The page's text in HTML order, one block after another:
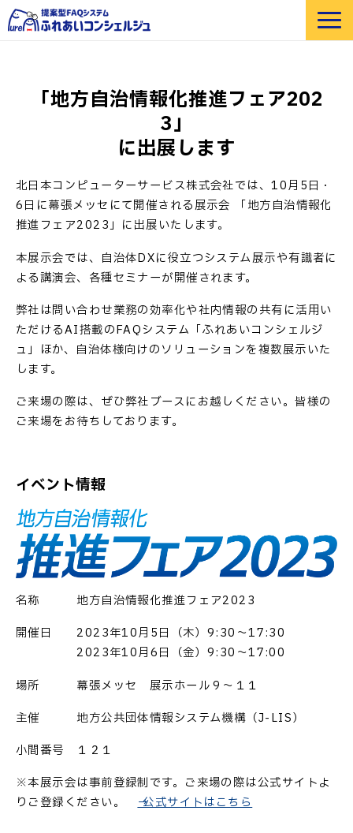
部門・業界別 活用例
価格
セミナー
よくあるご質問
お役立ち資料
「地方自治情報化推進フェア202
3」
に出展します
北日本コンピューターサービス株式会社では、10月5日・
6日に幕張メッセにて開催される展示会 「地方自治情報化
推進フェア2023」に出展いたします。
本展示会では、自治体DXに役立つシステム展示や有識者に
よる講演会、各種セミナーが開催されます。
弊社は問い合わせ業務の効率化や社内情報の共有に活用い
ただけるAI搭載のFAQシステム「ふれあいコンシェルジ
ュ」ほか、自治体様向けのソリューションを複数展示いた
します。
ご来場の際は、ぜひ弊社ブースにお越しください。皆様の
ご来場をお待ちしております。
イベント情報
名称 地方自治情報化推進フェア2023
開催日 2023年10月5日（木）9:30～17:30
2023年10月6日（金）9:30～17:00
場所 幕張メッセ 展示ホール９～１１
主催 地方公共団体情報システム機構（J-LIS）
小間番号 １２１
※本展示会は事前登録制です。ご来場の際は公式サイトよ
りご登録ください。 → 公式サイトはこちら